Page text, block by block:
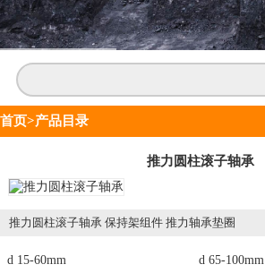
首页>产品目录
推力圆柱滚子轴承
推力圆柱滚子轴承 保持架组件 推力轴承垫圈
d 15-60mm
d 65-100mm